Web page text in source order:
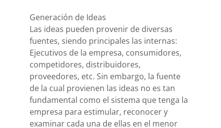
Generación de Ideas
Las ideas pueden provenir de diversas
fuentes, siendo principales las internas:
Ejecutivos de la empresa, consumidores,
competidores, distribuidores,
proveedores, etc. Sin embargo, la fuente
de la cual provienen las ideas no es tan
fundamental como el sistema que tenga la
empresa para estimular, reconocer y
examinar cada una de ellas en el menor